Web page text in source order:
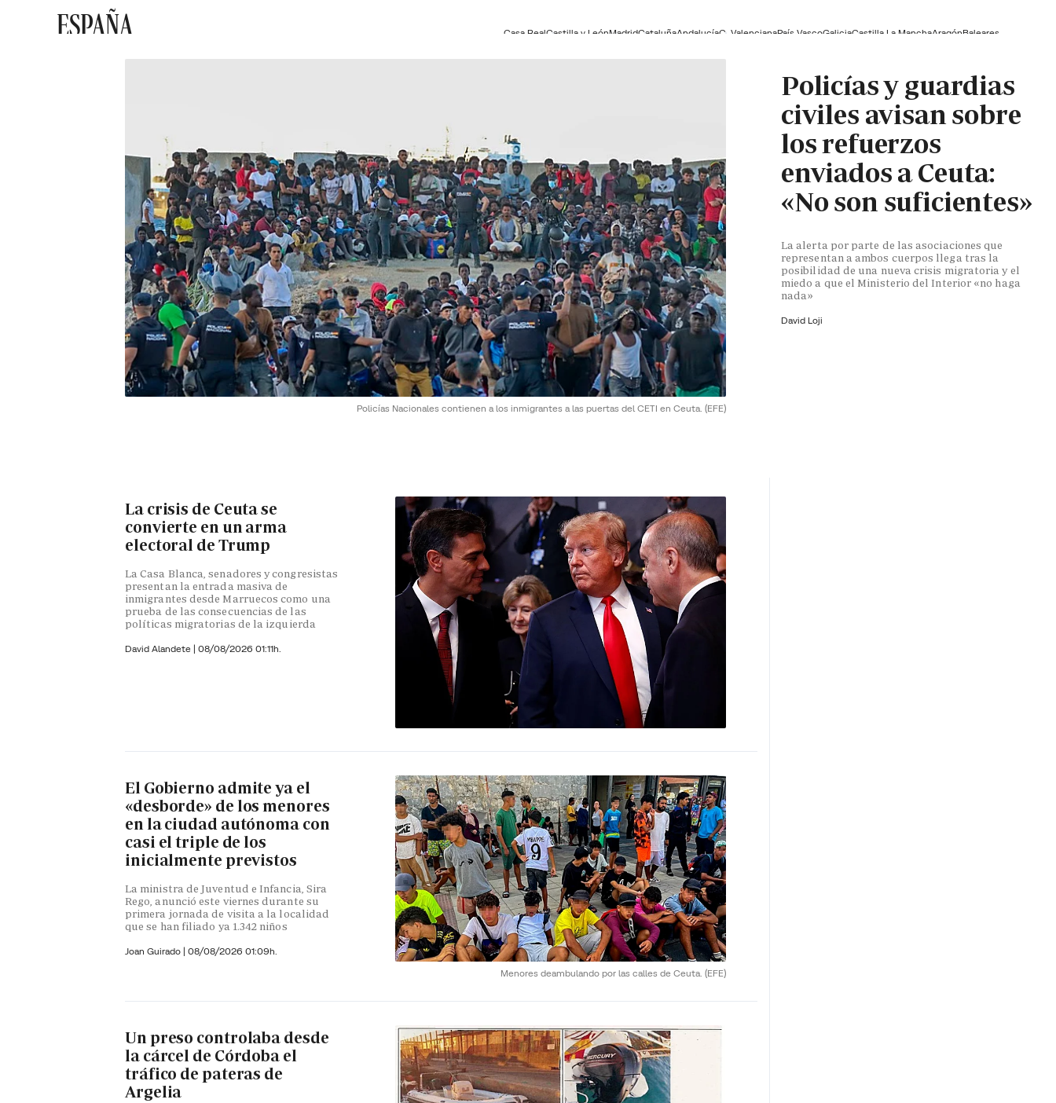
ESPAÑA Casa RealCastilla y LeónMadridCataluñaAndalucíaC. ValencianaPaís VascoGaliciaCastilla La ManchaAragónBaleares
Policías Nacionales contienen a los inmigrantes a las puertas del CETI en Ceuta. (EFE)
Policías y guardias
civiles avisan sobre
los refuerzos
enviados a Ceuta:
«No son suficientes»
La alerta por parte de las asociaciones que
representan a ambos cuerpos llega tras la
posibilidad de una nueva crisis migratoria y el
miedo a que el Ministerio del Interior «no haga
nada»
David Loji
La crisis de Ceuta se
convierte en un arma
electoral de Trump
La Casa Blanca, senadores y congresistas
presentan la entrada masiva de
inmigrantes desde Marruecos como una
prueba de las consecuencias de las
políticas migratorias de la izquierda
David Alandete | 08/08/2026 01:11h.
Menores deambulando por las calles de Ceuta. (EFE)
El Gobierno admite ya el
«desborde» de los menores
en la ciudad autónoma con
casi el triple de los
inicialmente previstos
La ministra de Juventud e Infancia, Sira
Rego, anunció este viernes durante su
primera jornada de visita a la localidad
que se han filiado ya 1.342 niños
Joan Guirado | 08/08/2026 01:09h.
Un preso controlaba desde
la cárcel de Córdoba el
tráfico de pateras de
Argelia